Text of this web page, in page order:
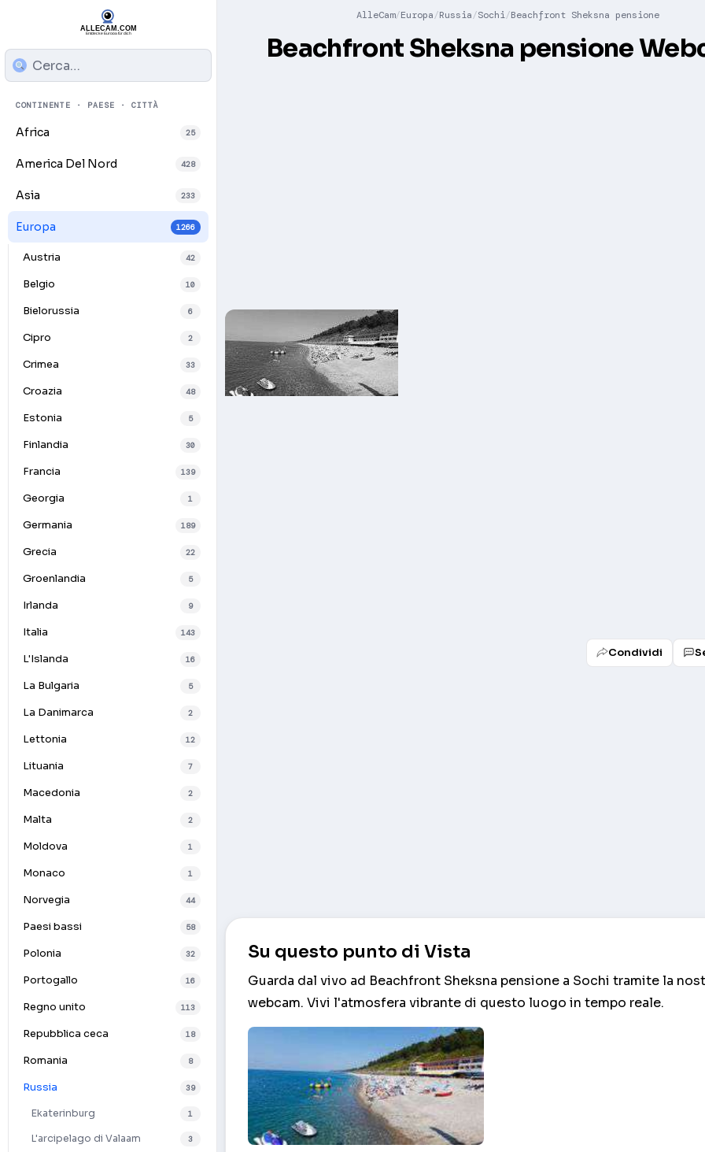
CONTINENTE · PAESE · CITTÀ
Africa 25
America Del Nord 428
Asia 233
Europa 1266
Austria 42
Belgio 10
Bielorussia 6
Cipro 2
Crimea 33
Croazia 48
Estonia 5
Finlandia 30
Francia 139
Georgia 1
Germania 189
Grecia 22
Groenlandia 5
Irlanda 9
Italia 143
L'Islanda 16
La Bulgaria 5
La Danimarca 2
Lettonia 12
Lituania 7
Macedonia 2
Malta 2
Moldova 1
Monaco 1
Norvegia 44
Paesi bassi 58
Polonia 32
Portogallo 16
Regno unito 113
Repubblica ceca 18
Romania 8
Russia 39
Ekaterinburg 1
L'arcipelago di Valaam 3
AlleCam Europa Russia Sochi Beachfront Sheksna pensione
Beachfront Sheksna pensione
Condividi
Su questo punto di Vista
Guarda dal vivo ad Beachfront Sheksna pensione a Sochi tramite la
webcam. Vivi l'atmosfera vibrante di questo luogo in tempo reale.